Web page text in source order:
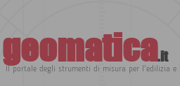
geomatica.it
Il portale degli strumenti di misura per l'edilizia e